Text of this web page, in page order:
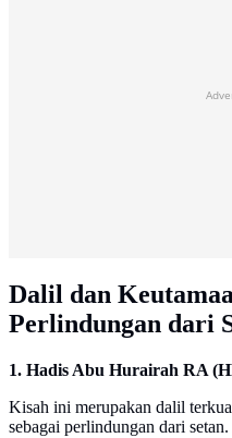
Dalil dan
Perlindungan dari
1. Hadis Abu Hurairah RA
Kisah ini merupakan dalil
sebagai perlindungan dari